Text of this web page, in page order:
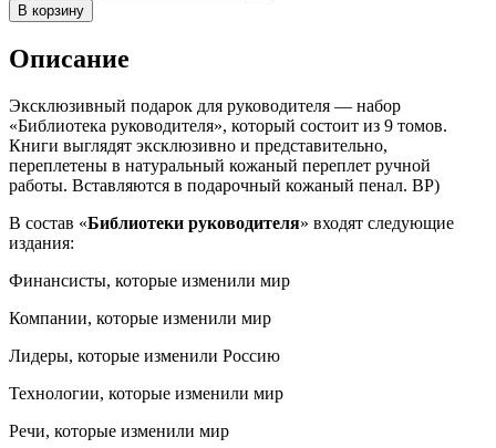
В корзину
Описание
Эксклюзивный подарок для руководителя — набор
«Библиотека руководителя», который состоит из 9 томов.
Книги выглядят эксклюзивно и представительно,
переплетены в натуральный кожаный переплет ручной
работы. Вставляются в подарочный кожаный пенал. BP)
В состав «Библиотеки руководителя» входят следующие
издания:
Финансисты, которые изменили мир
Компании, которые изменили мир
Лидеры, которые изменили Россию
Технологии, которые изменили мир
Речи, которые изменили мир